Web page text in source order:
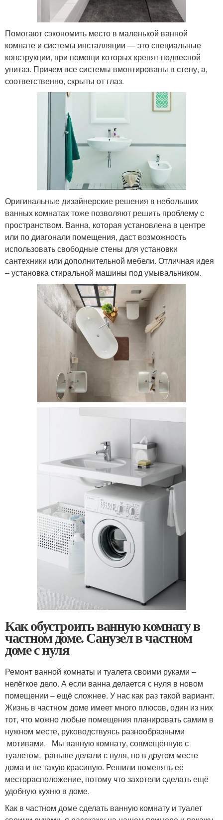
Помогают сэкономить место в маленькой ванной
комнате и системы инсталляции — это специальные
конструкции, при помощи которых крепят подвесной
унитаз. Причем все системы вмонтированы в стену, а,
соответственно, скрыты от глаз.
Оригинальные дизайнерские решения в небольших
ванных комнатах тоже позволяют решить проблему с
пространством. Ванна, которая установлена в центре
или по диагонали помещения, даст возможность
использовать свободные стены для установки
сантехники или дополнительной мебели. Отличная идея
– установка стиральной машины под умывальником.
Как обустроить ванную комнату в
частном доме. Санузел в частном
доме с нуля
Ремонт ванной комнаты и туалета своими руками –
нелёгкое дело. А если ванна делается с нуля в новом
помещении – ещё сложнее. У нас как раз такой вариант.
Жизнь в частном доме имеет много плюсов, один из них
тот, что можно любые помещения планировать самим в
нужном месте, руководствуясь разнообразными
мотивами. Мы ванную комнату, совмещённую с
туалетом, раньше делали с нуля, но в другом месте
дома и не такую красивую. Решили поменять её
месторасположение, потому что захотели сделать ещё
удобную кухню в доме.
Как в частном доме сделать ванную комнату и туалет